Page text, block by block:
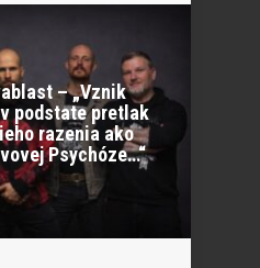
– „Vznik
podstate pretlak
razenia ako
Psychóze…“